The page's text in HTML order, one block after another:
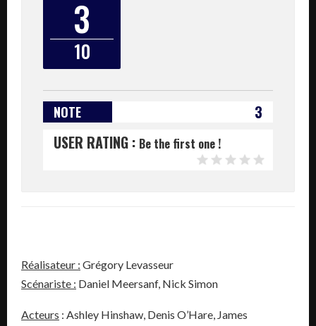
3
10
NOTE
3
USER RATING : Be the first one !
Réalisateur : Grégory Levasseur
Scénariste : Daniel Meersanf, Nick Simon
Acteurs : Ashley Hinshaw, Denis O’Hare, James